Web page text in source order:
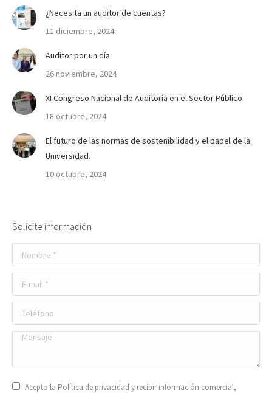
¿Necesita un auditor de cuentas?
11 diciembre, 2024
Auditor por un día
26 noviembre, 2024
XI Congreso Nacional de Auditoría en el Sector Público
18 octubre, 2024
El futuro de las normas de sostenibilidad y el papel de la
Universidad.
10 octubre, 2024
Solicite información
Nombre *
E-mail *
Teléfono
Mensaje
Acepto la Política de privacidad y recibir información comercial,